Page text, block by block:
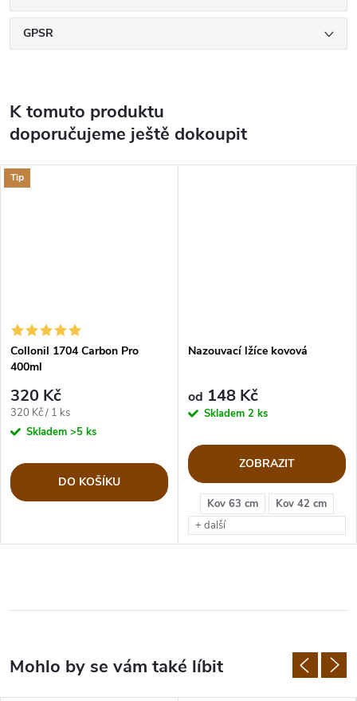
GPSR
K tomuto produktu
doporučujeme ještě dokoupit
Tip
Collonil 1704 Carbon Pro
400ml
320 Kč
Měrná
cena:
320 Kč / 1 ks
Skladem >5 ks
DO KOŠÍKU
Kov 63 cm
Kov 42 cm
+ další
Nazouvací lžíce kovová
od 148 Kč
Skladem 2 ks
ZOBRAZIT